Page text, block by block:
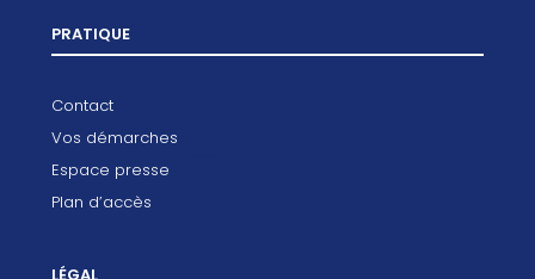
PRATIQUE
Contact
Vos démarches
Espace presse
Plan d’accès
LÉGAL